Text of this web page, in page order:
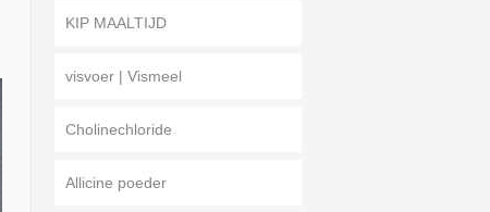
KIP MAALTIJD
visvoer | Vismeel
Cholinechloride
Allicine poeder